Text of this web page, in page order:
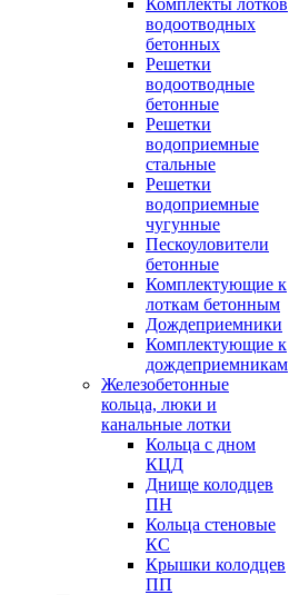
Комплекты лотков
водоотводных
бетонных
Решетки
водоотводные
бетонные
Решетки
водоприемные
стальные
Решетки
водоприемные
чугунные
Пескоуловители
бетонные
Комплектующие к
лоткам бетонным
Дождеприемники
Комплектующие к
дождеприемникам
Железобетонные
кольца, люки и
канальные лотки
Кольца с дном
КЦД
Днище колодцев
ПН
Кольца стеновые
КС
Крышки колодцев
ПП